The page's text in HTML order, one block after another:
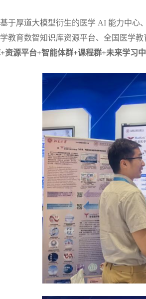
于厚道大模型衍生的医学 AI 能力中心
教育数智知识库资源平台、全国医学
资源平台+智能体群+课程群+未来学习